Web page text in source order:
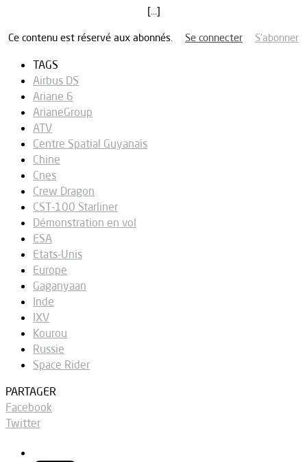
[…]
Ce contenu est réservé aux abonnés. Se connecter S’abonner
TAGS
Airbus DS
Ariane 6
ArianeGroup
ATV
Centre Spatial Guyanais
Chine
Cnes
Crew Dragon
CST-100 Starliner
Démonstration en vol
ESA
Etats-Unis
Europe
Gaganyaan
Inde
IXV
Kourou
Russie
Space Rider
PARTAGER
Facebook
Twitter